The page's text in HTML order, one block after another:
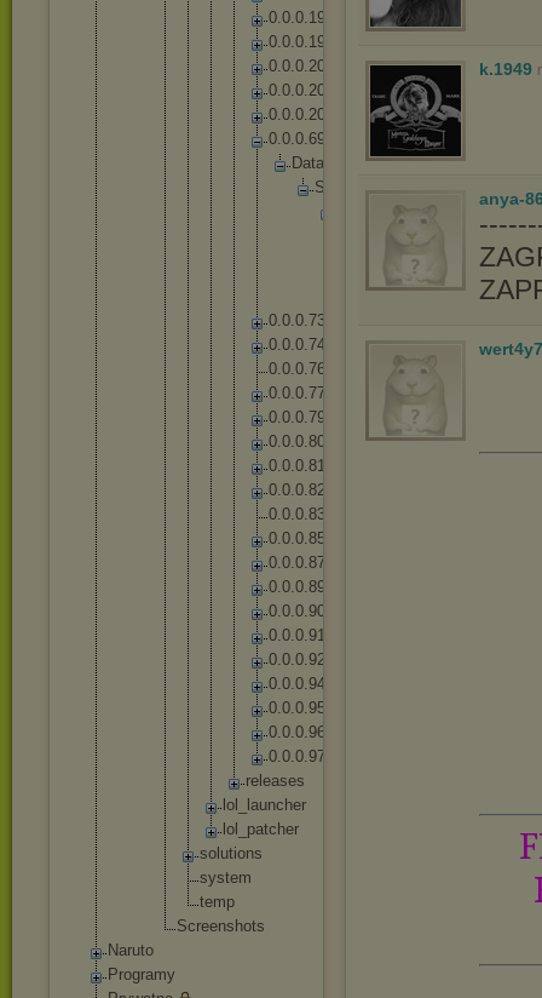
0.0.0.19
0.0.0.19
0.0.0.20
0.0.0.20
0.0.0.20
0.0.0.69
Data
S
s
P
0.0.0.73
0.0.0.74
0.0.0.76
0.0.0.77
0.0.0.79
0.0.0.80
0.0.0.81
0.0.0.82
0.0.0.83
0.0.0.85
0.0.0.87
0.0.0.89
0.0.0.90
0.0.0.91
0.0.0.92
0.0.0.94
0.0.0.95
0.0.0.96
0.0.0.97
re eases
lo
launcher
lo
patc her
solutions
system
temp
Screenshots
Naruto
Programy
k.1949
anya-